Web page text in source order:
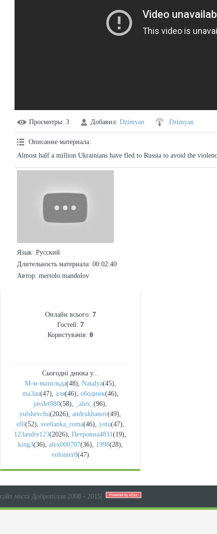
Просмотры: 3 Добавил: Dzimyan Dzimyan
Описание материала:
Almost half a million Ukrainians have fled to Russia to avoid the
Язык: Русский
Длительность материала: 00:02:40
Автор: mertolo mandolov
Онлайн всього: 7
Гостей: 7
Користувачів: 0
Сьогодні днюха у...
М-м-матильда(48), Natalya(45),
ma3au(47), аля(46), ободник(46),
javdet888(58), _alex_ (96),
yulshevchu(2026), andrukhanov(49),
elli(52), svetlanka_roma(46), yotu(47),
123andre123(2026), Петровна4831(19),
king3(36), alex000707(36), 1998(28),
volonter8(47)
сайт міста Добропілля 2008 - 2015